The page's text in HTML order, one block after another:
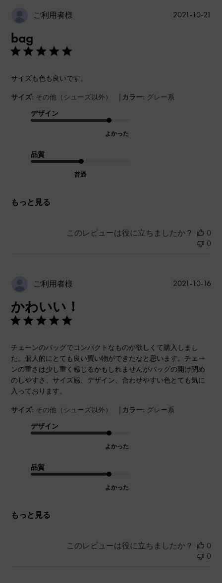
ご利用者様
bag
サイズも色も良いです。
サイズ: その他（シューズ以外） | カラー: グレー系
デザイン
よかった
品質
普通
もっと見る
2021-10-21
このレビューは役に立ちましたか？
0
0
ご利用者様
かわいい！
チェーンのバッグでコンパクトなものが欲しくて購入しまし
た。個人的にとても良い買い物ができたなと思います。チェー
ンの重さは少し重く感じるかもしれませんがバッグの開け閉め
のしやすさ、サイズ感、デザイン、合わせやすい色とても気に
入っております。
サイズ: その他（シューズ以外） | カラー: グレー系
デザイン
よかった
品質
よかった
もっと見る
公
2021-10-16
このレビューは役に立ちましたか？
0
0